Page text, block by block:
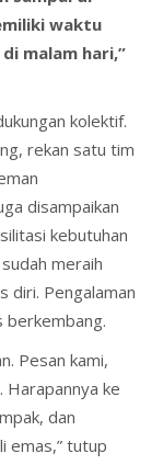
waktu
malam hari,”
kolektif.
rekan satu tim
disampaikan
kebutuhan
meraih
diri. Pengalaman
berkembang.
Pesan kami,
Harapannya ke
dan
emas,” tutup